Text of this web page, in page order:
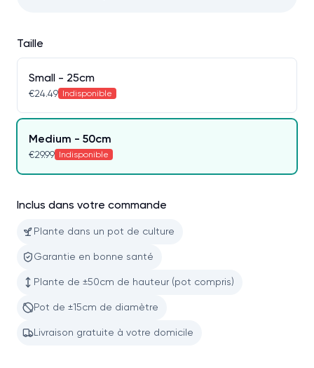
Taille
Small - 25cm
€24.49 Indisponible
Medium - 50cm
€29.99 Indisponible
Inclus dans votre commande
Plante dans un pot de culture
Garantie en bonne santé
Plante de ±50cm de hauteur (pot compris)
Pot de ±15cm de diamètre
Livraison gratuite à votre domicile